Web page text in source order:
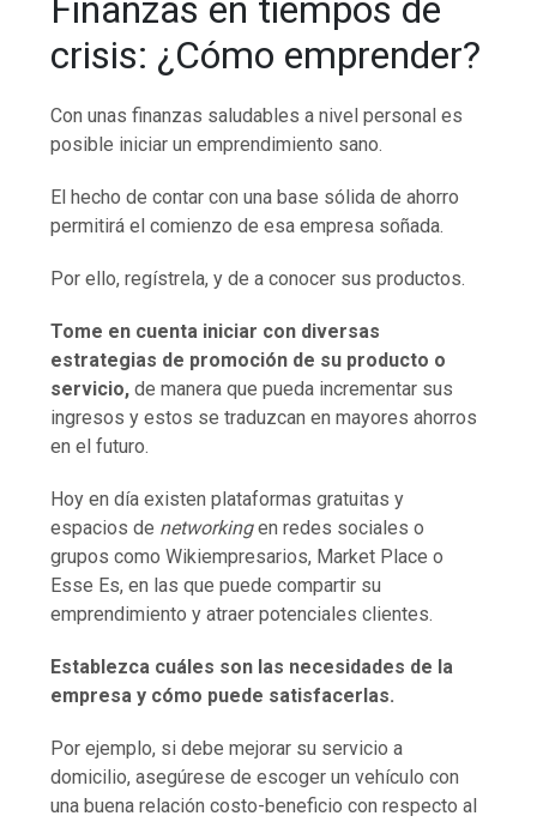
Finanzas en tiempos de
crisis: ¿Cómo emprender?
Con unas finanzas saludables a nivel personal es
posible iniciar un emprendimiento sano.
El hecho de contar con una base sólida de ahorro
permitirá el comienzo de esa empresa soñada.
Por ello, regístrela, y de a conocer sus productos.
Tome en cuenta iniciar con diversas
estrategias de promoción de su producto o
servicio,de manera que pueda incrementar sus
ingresos y estos se traduzcan en mayores ahorros
en el futuro.
Hoy en día existen plataformas gratuitas y
espacios de networkingen redes sociales o
grupos como Wikiempresarios, Market Place o
Esse Es, en las que puede compartir su
emprendimiento y atraer potenciales clientes.
Establezca cuáles son las necesidades de la
empresa y cómo puede satisfacerlas.
Por ejemplo, si debe mejorar su servicio a
domicilio, asegúrese de escoger un vehículo con
una buena relación costo-beneficio con respecto al